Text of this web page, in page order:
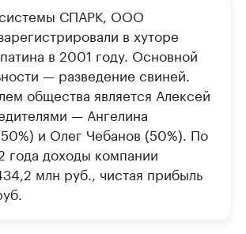
СПАРК, ООО
в хуторе
в 2001 году. Основной
— разведение свиней.
общества является Алексей
— Ангелина
и Олег Чебанов (50%). По
года доходы компании
млн руб., чистая прибыль